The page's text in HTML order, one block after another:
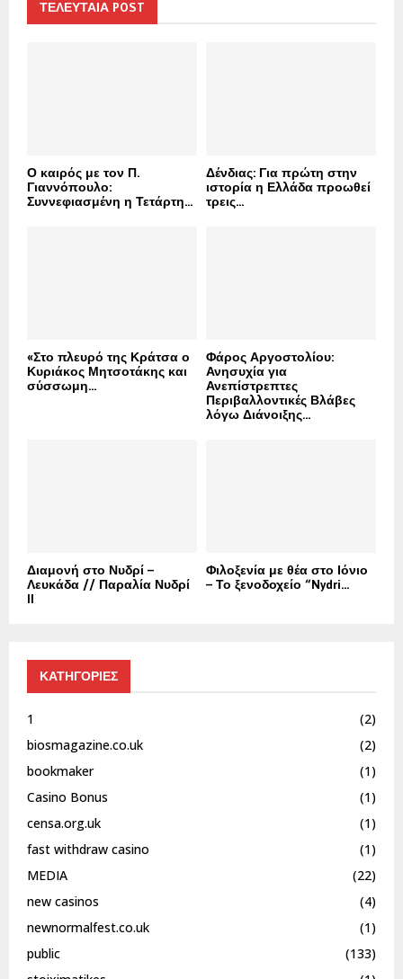
f
ΤΕΛΕΥΤΑΙΑ POST
Ο καιρός με τον Π.
Γιαννόπουλο:
Συννεφιασμένη η Τετάρτη...
Δένδιας: Για πρώτη στην
ιστορία η Ελλάδα προωθεί
τρεις...
«Στο πλευρό της Κράτσα ο
Κυριάκος Μητσοτάκης και
σύσσωμη...
Φάρος Αργοστολίου:
Ανησυχία για
Ανεπίστρεπτες
Περιβαλλοντικές Βλάβες
λόγω Διάνοιξης...
Διαμονή στο Νυδρί –
Λευκάδα // Παραλία Νυδρί
II
Φιλοξενία με θέα στο Ιόνιο
– Το ξενοδοχείο “Nydri...
ΚΑΤΗΓΟΡΙΕΣ
1
(2)
biosmagazine.co.uk
(2)
bookmaker
(1)
Casino Bonus
(1)
censa.org.uk
(1)
fast withdraw casino
(1)
MEDIA
(22)
new casinos
(4)
newnormalfest.co.uk
(1)
public
(133)